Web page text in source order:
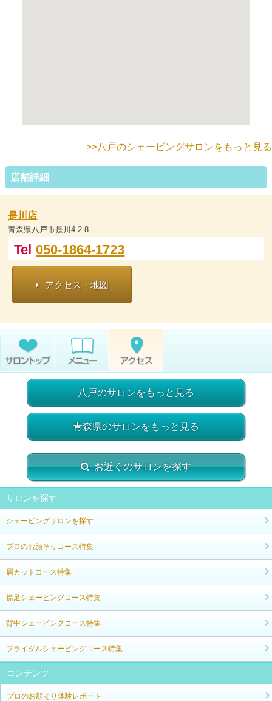
>>八戸のシェービングサロンをもっと見る
店舗詳細
是川店
青森県八戸市是川4-2-8
Tel050-1864-1723
アクセス・地図
八戸のサロンをもっと見る
青森県のサロンをもっと見る
お近くのサロンを探す
サロンを探す
シェービングサロンを探す
プロのお顔そりコース特集
眉カットコース特集
襟足シェービングコース特集
背中シェービングコース特集
ブライダルシェービングコース特集
コンテンツ
プロのお顔そり体験レポート